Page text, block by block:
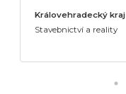
Královehradecký kraj
Stavebnictví a reality